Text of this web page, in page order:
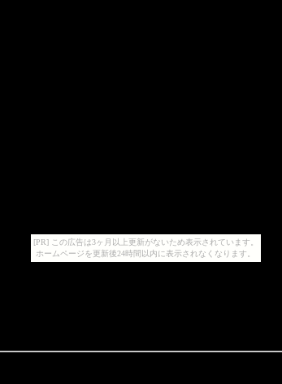
[PR] この広告は3ヶ月以上更新がないため表示されています。
ホームページを更新後24時間以内に表示されなくなります。